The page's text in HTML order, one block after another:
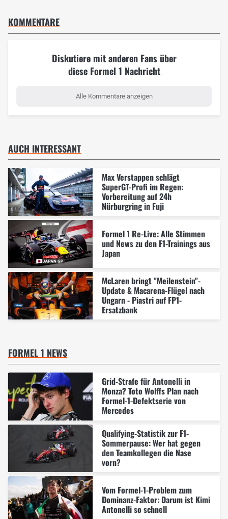
KOMMENTARE
Diskutiere mit anderen Fans über
diese Formel 1 Nachricht
Alle Kommentare anzeigen
AUCH INTERESSANT
Max Verstappen schlägt
SuperGT-Profi im Regen:
Vorbereitung auf 24h
Nürburgring in Fuji
Formel 1 Re-Live: Alle Stimmen
und News zu den F1-Trainings aus
Japan
McLaren bringt "Meilenstein"-
Update & Macarena-Flügel nach
Ungarn - Piastri auf FP1-
Ersatzbank
FORMEL 1 NEWS
Grid-Strafe für Antonelli in
Monza? Toto Wolffs Plan nach
Formel-1-Defektserie von
Mercedes
Qualifying-Statistik zur F1-
Sommerpause: Wer hat gegen
den Teamkollegen die Nase
vorn?
Vom Formel-1-Problem zum
Dominanz-Faktor: Darum ist Kimi
Antonelli so schnell